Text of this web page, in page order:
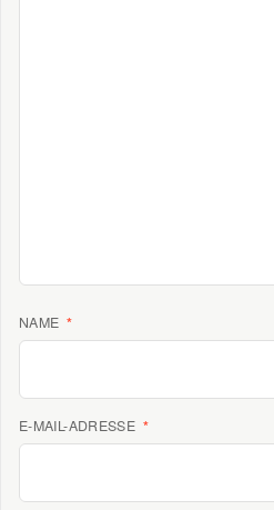
NAME *
E-MAIL-ADRESSE *